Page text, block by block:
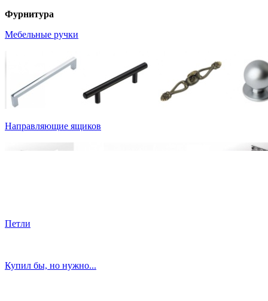
Фурнитура
Мебельные ручки
Направляющие ящиков
Петли
Купил бы, но нужно...